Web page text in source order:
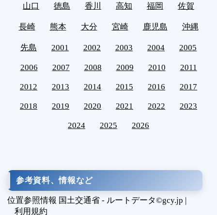
山口 徳島 香川 高知 福岡 佐賀
長崎 熊本 大分 宮崎 鹿児島 沖縄
先島 2001 2002 2003 2004 2005
2006 2007 2008 2009 2010 2011
2012 2013 2014 2015 2016 2017
2018 2019 2020 2021 2022 2023
2024 2025 2026
参考資料、情報など
位置参照情報 国土交通省 - ルートデータ©gcy.jp |
利用規約